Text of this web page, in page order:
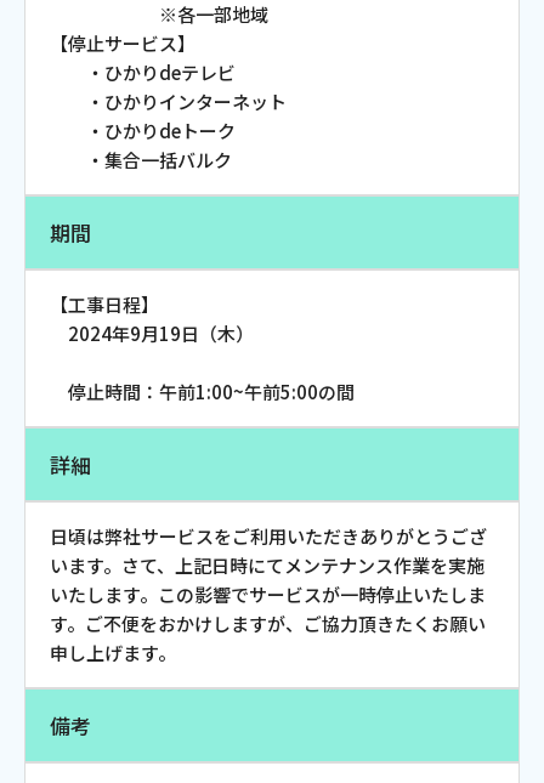
おトクな情報
対応エリア
お電話でのお問い合わせ
Webメール
おトクなプラン
※各一部地域
【停止サービス】
・ひかりdeテレビ
・ひかりインターネット
・ひかりdeトーク
・集合一括バルク
期間
【工事日程】
2024年9月19日（木）
停止時間：午前1:00~午前5:00の間
詳細
日頃は弊社サービスをご利用いただきありがとうござ
います。さて、上記日時にてメンテナンス作業を実施
いたします。この影響でサービスが一時停止いたしま
す。ご不便をおかけしますが、ご協力頂きたくお願い
申し上げます。
備考